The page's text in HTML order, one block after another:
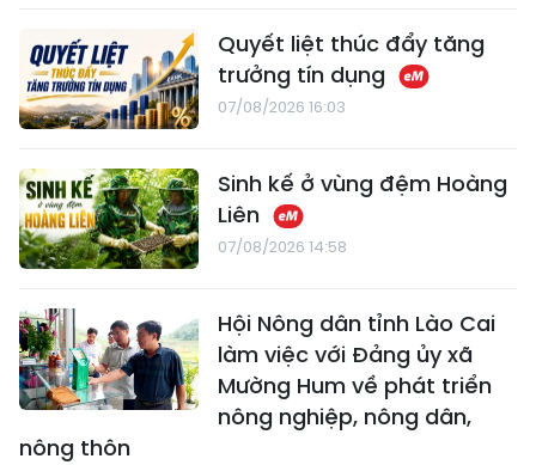
Quyết liệt thúc đẩy tăng
trưởng tín dụng
07/08/2026 16:03
Sinh kế ở vùng đệm Hoàng
Liên
07/08/2026 14:58
Hội Nông dân tỉnh Lào Cai
làm việc với Đảng ủy xã
Mường Hum về phát triển
nông nghiệp, nông dân,
nông thôn